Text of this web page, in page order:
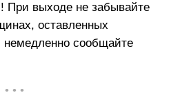
При выходе не забывайте
оставленных
сообщайте
• • •